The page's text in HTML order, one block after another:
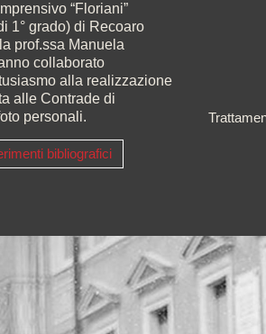
“Floriani”
1° grado) di Recoaro
prof.ssa Manuela
collaborato
alla realizzazione
alle Contrade di
personali.
bibliografici